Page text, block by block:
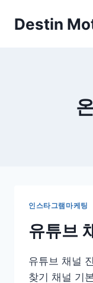
Destin
인스타그램마케팅
유튜브
유튜브 채널
찾기 채널 기